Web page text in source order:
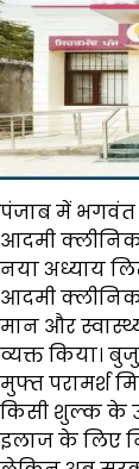
पंजाब में भगवंत
आदमी
नया अध्याय
आदमी
मान और
व्यक्त किया।
मुफ्त परामर्श
किसी शुल्क के
इलाज के लिए